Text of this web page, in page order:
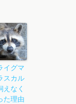
イグマ
スカル
えなく
た理由